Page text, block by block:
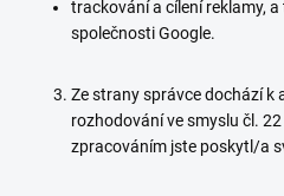
trackování a cílení reklamy,
společnosti Google.
Ze strany správce dochází
rozhodování ve smyslu čl.
zpracováním jste poskytl/a